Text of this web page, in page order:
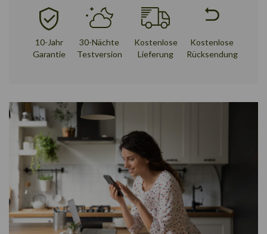
10-Jahr
Garantie
30-Nächte
Testversion
Kostenlose
Lieferung
Kostenlose
Rücksendung